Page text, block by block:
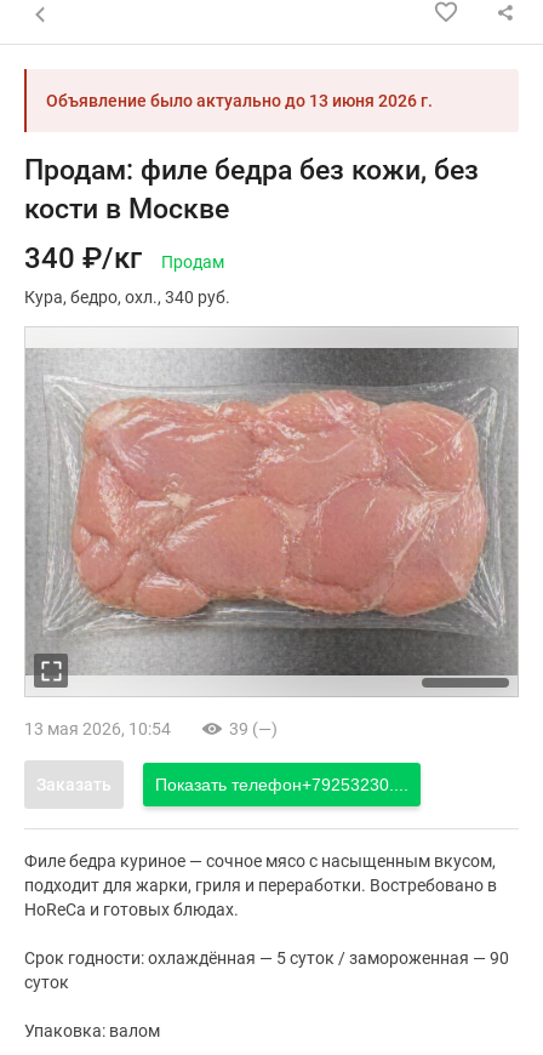
Назад к списку объявлений
Объявление было актуально до 13 июня 2026 г.
Продам: филе бедра без кожи, без
кости в Москве
340 ₽/кг
Продам
Кура бедро охл. 340 руб.
13 мая 2026, 10:54 39 (—)
Заказать Показать телефон+79253230....
Филе бедра куриное — сочное мясо с насыщенным вкусом,
подходит для жарки, гриля и переработки. Востребовано в
HoReCa и готовых блюдах.
Срок годности: охлаждённая — 5 суток / замороженная — 90
суток
Упаковка: валом